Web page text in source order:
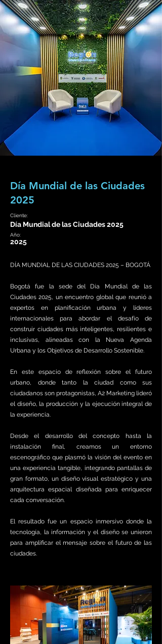
Día Mundial de las Ciudades
2025
Cliente:
Día Mundial de las Ciudades 2025
Año:
2025
DÍA MUNDIAL DE LAS CIUDADES 2025 – BOGOTÁ
Bogotá fue la sede del Día Mundial de las
Ciudades 2025, un encuentro global que reunió a
expertos en planificación urbana y líderes
internacionales para abordar el desafío de
construir ciudades más inteligentes, resilientes e
inclusivas, alineadas con la Nueva Agenda
Urbana y los Objetivos de Desarrollo Sostenible.
En este espacio de reflexión sobre el futuro
urbano, donde tanto la ciudad como sus
ciudadanos son protagonistas, A2 Marketing lideró
el diseño, la producción y la ejecución integral de
la experiencia.
Desde el desarrollo del concepto hasta la
instalación final, creamos un entorno
escenográfico que plasmó la visión del evento en
una experiencia tangible, integrando pantallas de
gran formato, un diseño visual estratégico y una
arquitectura espacial diseñada para enriquecer
cada conversación.
El resultado fue un espacio inmersivo donde la
tecnología, la información y el diseño se unieron
para amplificar el mensaje sobre el futuro de las
ciudades.